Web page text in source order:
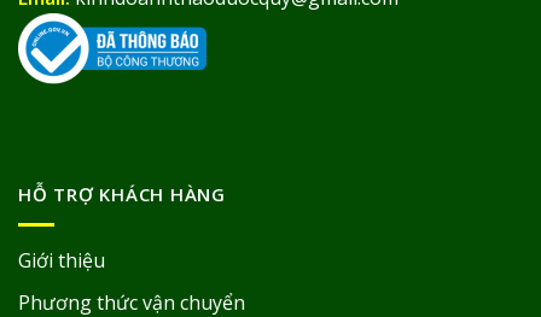
HỖ TRỢ KHÁCH HÀNG
Giới thiệu
Phương thức vận chuyển